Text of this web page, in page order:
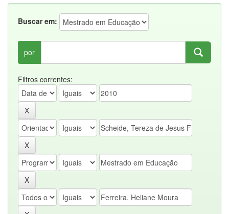
Buscar em:
por
Filtros correntes: